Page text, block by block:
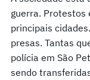
guerra. Protestos
principais
presas. Tantas
polícia em São
sendo